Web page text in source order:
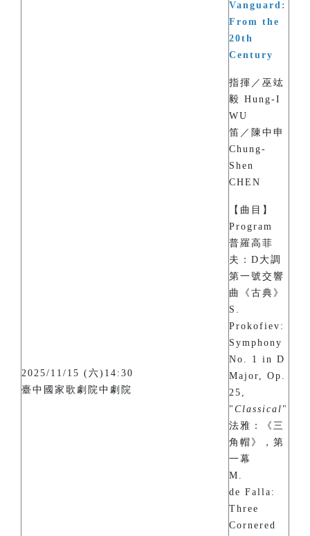
2025/11/15 (六)14:30
臺中國家歌劇院中劇院
Vanguard:
From the
20th
Century
指揮／巫竑
毅 Hung-I
WU
笛／陳中申
Chung-
Shen
CHEN
【曲目】
Program
普羅高菲
夫：D大調
第一號交響
曲《古典》
S.
Prokofiev:
Symphony
No. 1 in D
Major, Op.
25,
" Classical "
法雅：《三
角帽》，第
一幕
M.
de Falla:
Three
Cornered